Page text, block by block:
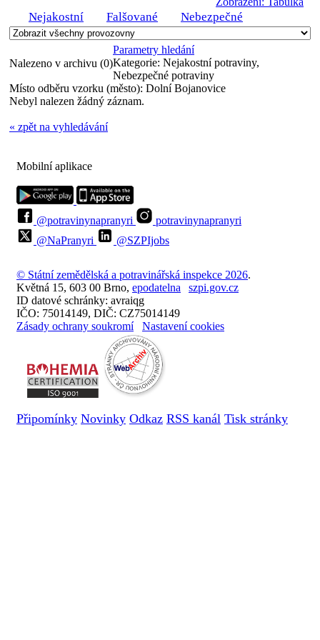
Nejakostní Falšované Nebezpečné
Nalezeno v archivu (0)
Parametry hledání
Kategorie: Nejakostní potraviny,
Nebezpečné potraviny
Místo odběru vzorku (město): Dolní Bojanovice
Nebyl nalezen žádný záznam.
« zpět na vyhledávání
Mobilní aplikace
@potravinynapranyri
potravinynapranyri
@NaPranyri
@SZPIjobs
© Státní zemědělská a potravinářská inspekce 2026.
Květná 15, 603 00 Brno, epodatelna
szpi.gov.cz
ID datové schránky: avraiqg
IČO: 75014149, DIČ: CZ75014149
Zásady ochrany soukromí
Nastavení cookies
Připomínky Novinky Odkaz RSS kanál Tisk stránky